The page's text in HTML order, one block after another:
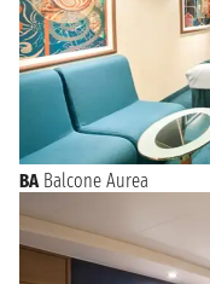
BA Balcone Aurea